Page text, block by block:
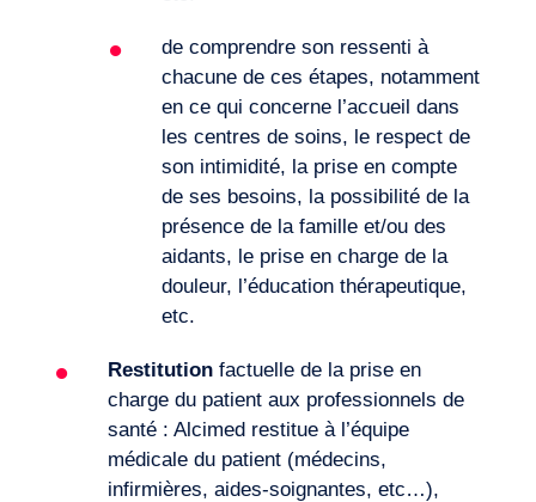
Nous contacter
de comprendre son ressenti à
chacune de ces étapes, notamment
en ce qui concerne l’accueil dans
les centres de soins, le respect de
son intimidité, la prise en compte
de ses besoins, la possibilité de la
présence de la famille et/ou des
aidants, le prise en charge de la
douleur, l’éducation thérapeutique,
etc.
Restitution factuelle de la prise en
charge du patient aux professionnels de
santé : Alcimed restitue à l’équipe
médicale du patient (médecins,
infirmières, aides-soignantes, etc…),